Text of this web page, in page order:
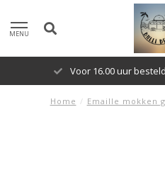
MENU
Voor 16.00 uur
Home / Emaille mokken